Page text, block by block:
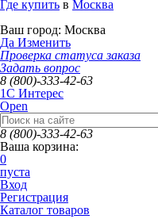
Где купить в Москва
Ваш город: Москва
Да Изменить
Проверка статуса заказа
Задать вопрос
8 (800)-333-42-63
1C Интерес
Open
8 (800)-333-42-63
Ваша корзина:
0
пуста
Вход
Регистрация
Каталог товаров